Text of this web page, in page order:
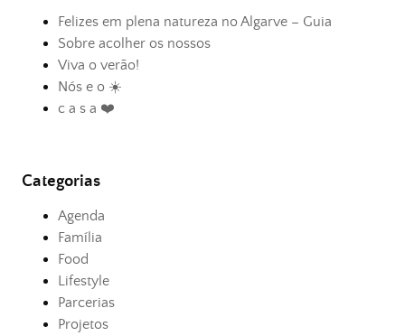
Felizes em plena natureza no Algarve – Guia
Sobre acolher os nossos
Viva o verão!
Nós e o ☀️
c a s a ❤️
Categorias
Agenda
Família
Food
Lifestyle
Parcerias
Projetos